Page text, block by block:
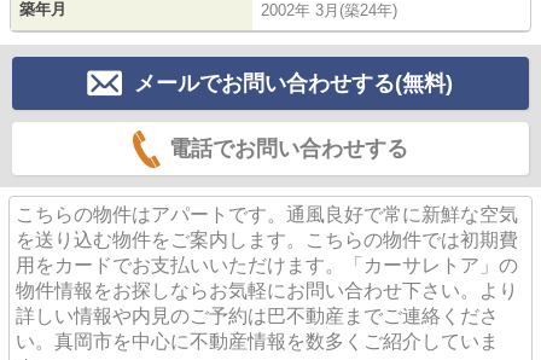
築年月 2002年 3月(築24年)
メールでお問い合わせする(無料)
電話でお問い合わせする
こちらの物件はアパートです。通風良好で常に新鮮な空気
を送り込む物件をご案内します。こちらの物件では初期費
用をカードでお支払いいただけます。「カーサレトア」の
物件情報をお探しならお気軽にお問い合わせ下さい。より
詳しい情報や内見のご予約は巴不動産までご連絡くださ
い。真岡市を中心に不動産情報を数多くご紹介していま